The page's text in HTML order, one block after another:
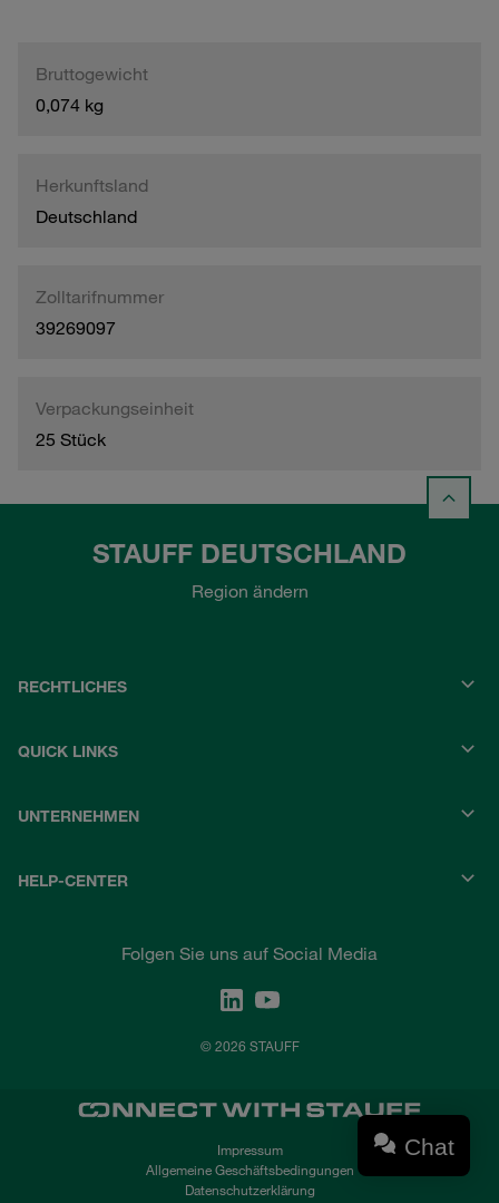
Bruttogewicht
0,074 kg
Herkunftsland
Deutschland
Zolltarifnummer
39269097
Verpackungseinheit
25 Stück
STAUFF DEUTSCHLAND
Region ändern
RECHTLICHES
QUICK LINKS
UNTERNEHMEN
HELP-CENTER
Folgen Sie uns auf Social Media
© 2026 STAUFF
Impressum
Allgemeine Geschäftsbedingungen
Datenschutzerklärung
Chat